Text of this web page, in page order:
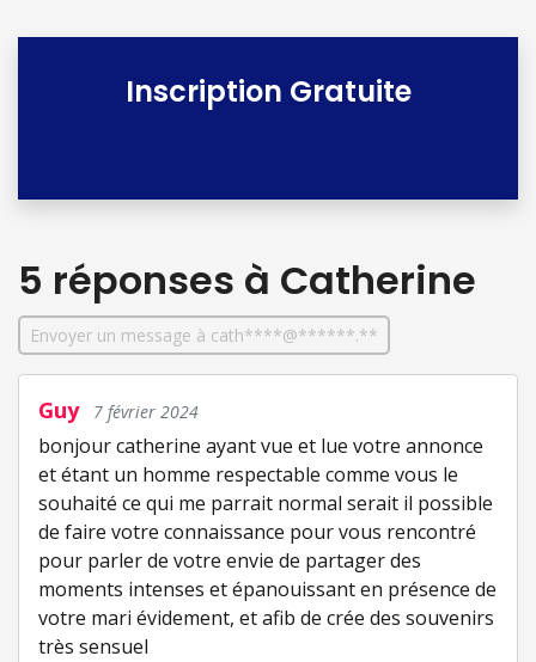
Inscription Gratuite
5 réponses à Catherine
Envoyer un message à cath****@******.**
Guy 7 février 2024
bonjour catherine ayant vue et lue votre annonce
et étant un homme respectable comme vous le
souhaité ce qui me parrait normal serait il possible
de faire votre connaissance pour vous rencontré
pour parler de votre envie de partager des
moments intenses et épanouissant en présence de
votre mari évidement, et afib de crée des souvenirs
très sensuel